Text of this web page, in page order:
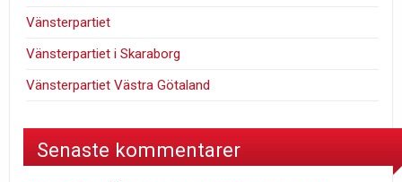
Vänsterpartiet
Vänsterpartiet i Skaraborg
Vänsterpartiet Västra Götaland
Senaste kommentarer